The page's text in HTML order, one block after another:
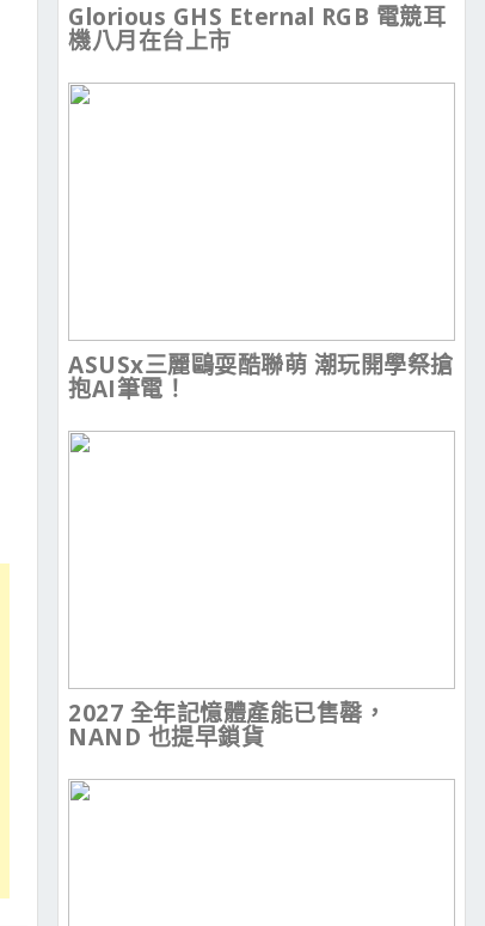
Glorious GHS Eternal RGB 電競耳
機八月在台上市
ASUSx三麗鷗耍酷聯萌 潮玩開學祭搶
抱AI筆電！
2027 全年記憶體產能已售罄，
NAND 也提早鎖貨